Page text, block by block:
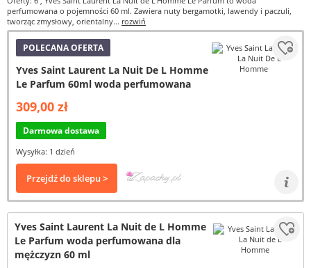
perfumowana o pojemności 60 ml. Zawiera nuty bergamotki, lawendy i paczuli,
tworząc zmysłowy, orientalny... rozwiń
POLECANA OFERTA
Yves Saint Laurent La Nuit De L Homme
Le Parfum 60ml woda perfumowana
309,00 zł
Darmowa dostawa
Wysyłka: 1 dzień
Przejdź do sklepu >
Yves Saint Laurent La Nuit de L Homme
Le Parfum woda perfumowana dla
mężczyzn 60 ml